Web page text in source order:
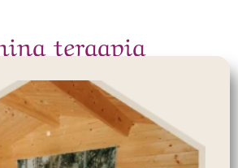
teraapia